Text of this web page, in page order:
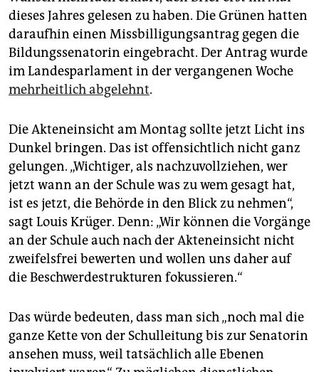
dieses Jahres gelesen zu haben. Die Grünen hatten
daraufhin einen Missbilligungsantrag gegen die
Bildungssenatorin eingebracht. Der Antrag wurde
im Landesparlament in der vergangenen Woche
mehrheitlich abgelehnt.
Die Akteneinsicht am Montag sollte jetzt Licht ins
Dunkel bringen. Das ist offensichtlich nicht ganz
gelungen. „Wichtiger, als nachzuvollziehen, wer
jetzt wann an der Schule was zu wem gesagt hat,
ist es jetzt, die Behörde in den Blick zu nehmen“,
sagt Louis Krüger. Denn: „Wir können die Vorgänge
an der Schule auch nach der Akteneinsicht nicht
zweifelsfrei bewerten und wollen uns daher auf
die Beschwerdestrukturen fokussieren.“
Das würde bedeuten, dass man sich „noch mal die
ganze Kette von der Schulleitung bis zur Senatorin
ansehen muss, weil tatsächlich alle Ebenen